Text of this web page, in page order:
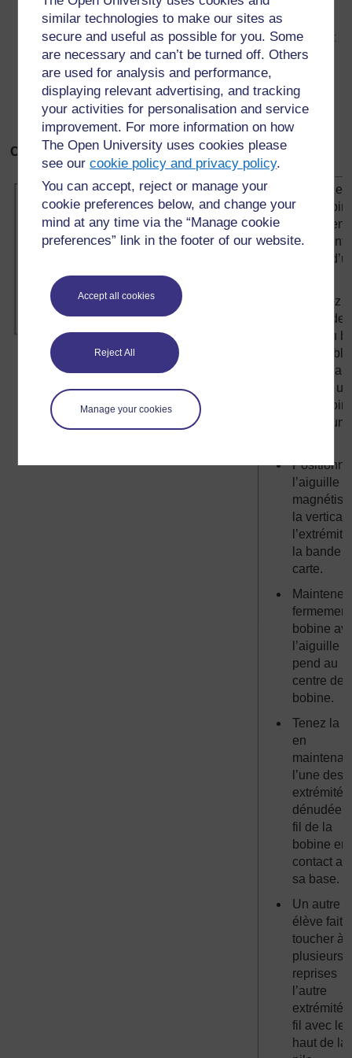
similar technologies to make our sites as
secure and useful as possible for you. Some
are necessary and can’t be turned off. Others
are used for analysis and performance,
displaying relevant advertising, and tracking
your activities for personalisation and service
improvement. For more information on how
The Open University uses cookies please
see ourcookie policy and privacy policy.
You can accept, reject or manage your
cookie preferences below, and change your
mind at any time via the “Manage cookie
preferences” link in the footer of our website.
Accept all cookies
Reject All
Manage your cookies
certain temps le long d’un
aimant puissant.
électrique
récupéré
dans un jouet
ou un lecteur
de cassette
cassé.
une punaise
Ce que vous faites :
Fabriquez
une
serrée en
entourant
autour
Attachez
bande de
carte au
de la
du bureau
comme un
plongeoir
bord d’une
l’aiguille
la
la bande
carte.
Maintenez
bobine
l’aiguille
pend au
centre de
bobine.
Tenez la
en
l’une des
extrémités
dénudée
fil de la
bobine en
contact
sa base.
Un autre
élève fait
toucher à
plusieurs
reprises
l’autre
extrémité
fil avec le
haut de la